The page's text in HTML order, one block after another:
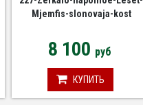
Mjemfis-slonovaja-kost
8 100 руб
КУПИТЬ